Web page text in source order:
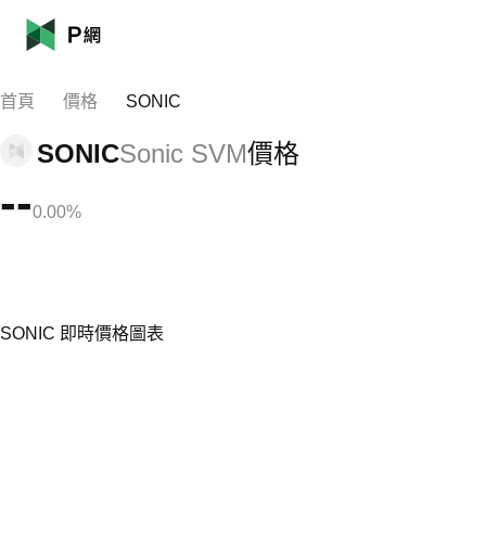
首頁 價格 SONIC
SONICSonic SVM價格
--0.00%
SONIC 即時價格圖表